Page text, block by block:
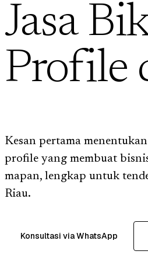
Jasa
Profile
Kesan pertama
profile yang membuat
mapan, lengkap untuk
Riau.
Konsultasi via WhatsApp